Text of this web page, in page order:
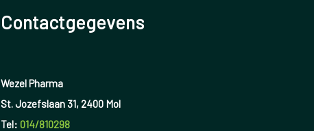
Contactgegevens
Wezel Pharma
St. Jozefslaan 31, 2400 Mol
Tel: 014/810298